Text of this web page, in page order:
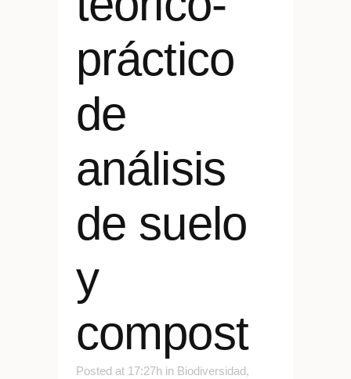
práctico
de
análisis
de suelo
y
compost
Posted at 17:27h in Biodiversidad,